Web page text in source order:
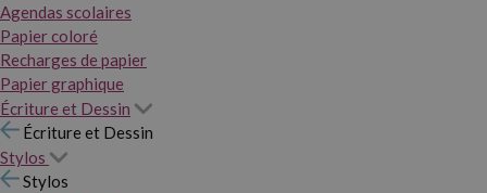
Agendas scolaires
Papier coloré
Recharges de papier
Papier graphique
Écriture et Dessin
Écriture et Dessin
Stylos
Stylos